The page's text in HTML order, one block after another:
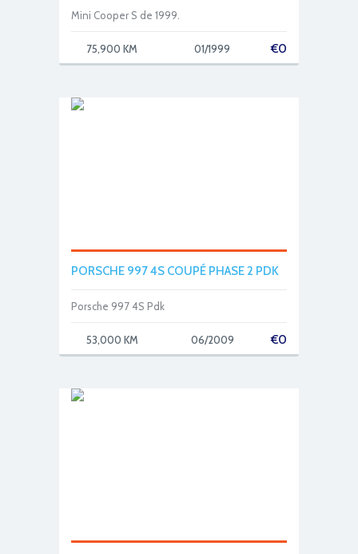
Mini Cooper S de 1999.
€0
75,900 KM 01/1999
PORSCHE 997 4S COUPÉ PHASE 2 PDK
Porsche 997 4S Pdk
€0
53,000 KM 06/2009